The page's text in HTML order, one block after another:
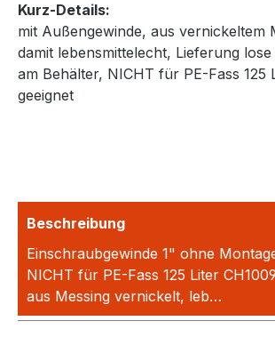
Kurz-Details:
mit Außengewinde, aus vernickeltem
damit lebensmittelecht, Lieferung
am Behälter, NICHT für PE-Fass 125
geeignet
Beschreibung
Einschraubgewinde 1" ohne
NICHT für PE-Fass 125 Liter
aus Messing vernickelt, leb…